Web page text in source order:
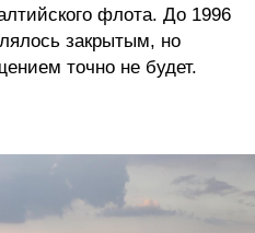
флота. До 1996
закрытым, но
точно не будет.